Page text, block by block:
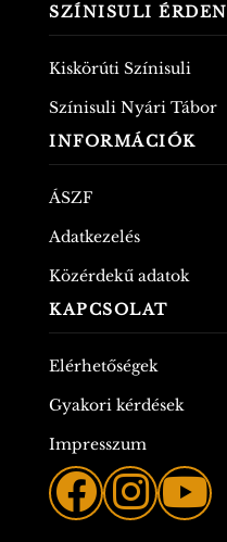
SZÍNISULI ÉRDEN
Kiskörúti Színisuli
Színisuli Nyári Tábor
INFORMÁCIÓK
ÁSZF
Adatkezelés
Közérdekű adatok
KAPCSOLAT
Elérhetőségek
Gyakori kérdések
Impresszum